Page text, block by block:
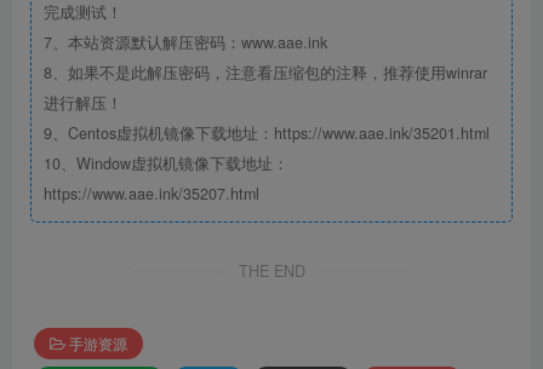
完成测试！
7、本站资源默认解压密码：www.aae.ink
8、如果不是此解压密码，注意看压缩包的注释，推荐使用winrar
进行解压！
9、Centos虚拟机镜像下载地址：https://www.aae.ink/35201.html
10、Window虚拟机镜像下载地址：
https://www.aae.ink/35207.html
THE END
手游资源